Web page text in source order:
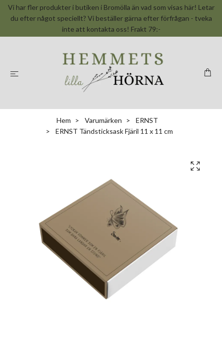
Vi har fler produkter i butiken i Bromölla än vad som visas här! Letar
du efter något speciellt? Vi beställer gärna efter förfrågan - tveka
inte att kontakta oss! Frakt 79:-
Hem Varumärken
ERNST
ERNST Tändsticksask Fjäril 11 x 11 cm